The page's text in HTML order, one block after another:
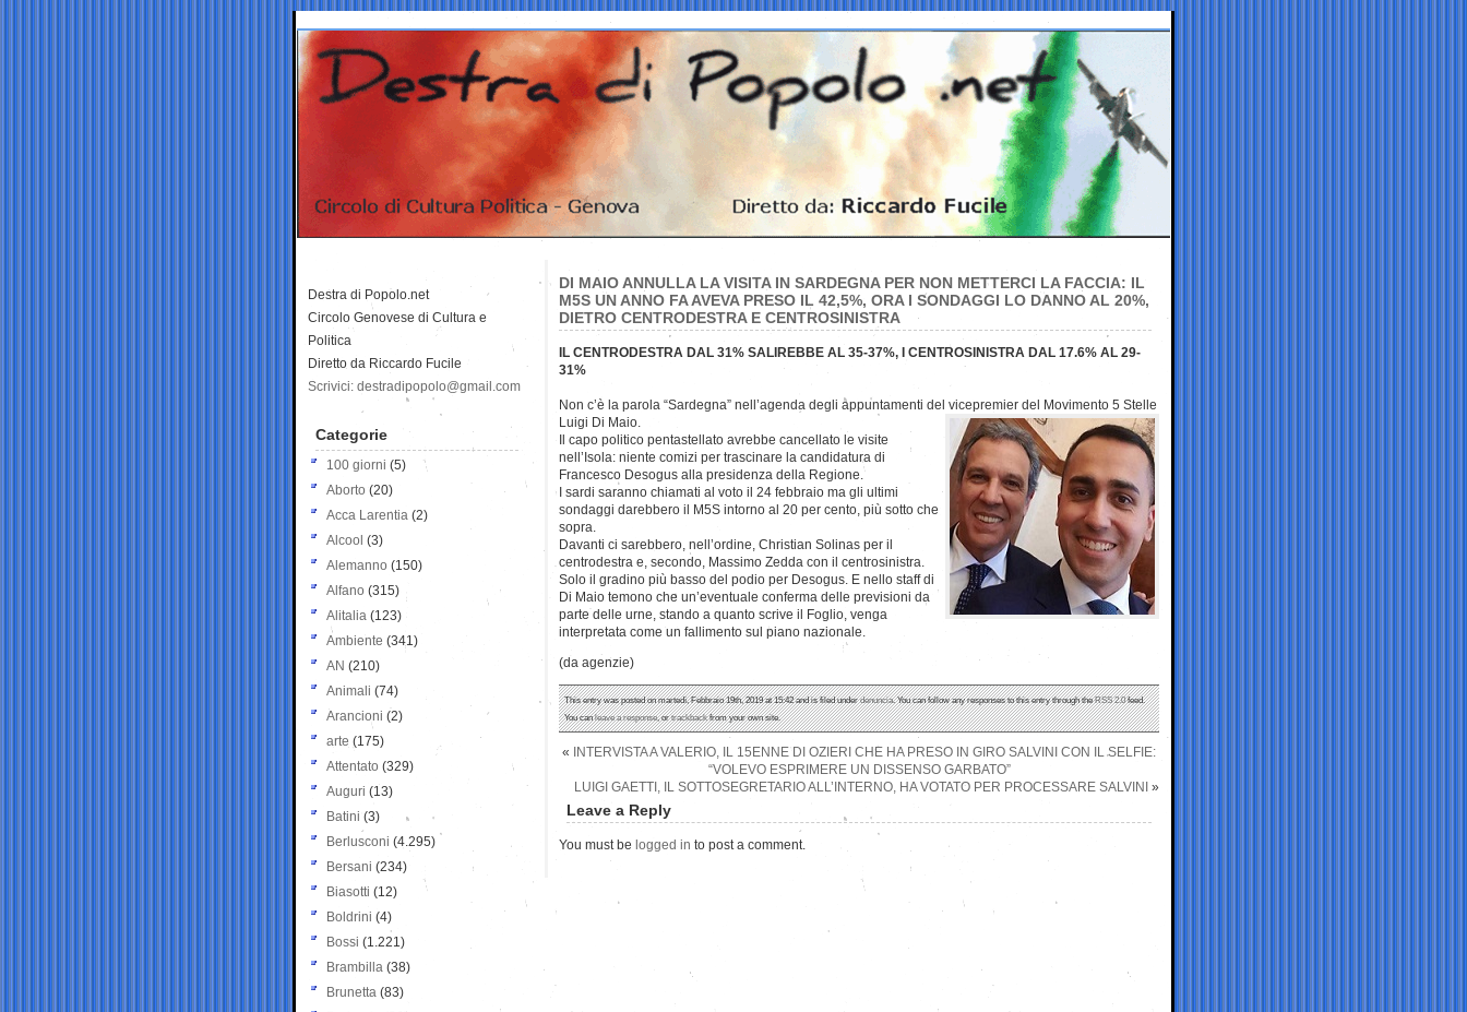
DI MAIO ANNULLA LA VISITA IN SARDEGNA PER NON METTERCI LA FACCIA: IL
M5S UN ANNO FA AVEVA PRESO IL 42,5%, ORA I SONDAGGI LO DANNO AL 20%,
DIETRO CENTRODESTRA E CENTROSINISTRA
IL CENTRODESTRA DAL 31% SALIREBBE AL 35-37%, I CENTROSINISTRA DAL 17.6% AL 29-
31%
Non c’è la parola “Sardegna” nell’agenda degli appuntamenti del vicepremier del Movimento 5 Stelle
Luigi Di Maio.
Il capo politico pentastellato avrebbe cancellato le visite
nell’Isola: niente comizi per trascinare la candidatura di
Francesco Desogus alla presidenza della Regione.
I sardi saranno chiamati al voto il 24 febbraio ma gli ultimi
sondaggi darebbero il M5S intorno al 20 per cento, più sotto che
sopra.
Davanti ci sarebbero, nell’ordine, Christian Solinas per il
centrodestra e, secondo, Massimo Zedda con il centrosinistra.
Solo il gradino più basso del podio per Desogus. E nello staff di
Di Maio temono che un’eventuale conferma delle previsioni da
parte delle urne, stando a quanto scrive il Foglio, venga
interpretata come un fallimento sul piano nazionale.
(da agenzie)
This entry was posted on martedì, Febbraio 19th, 2019 at 15:42 and is filed underdenuncia. You can follow any responses to this entry through theRSS 2.0feed.
You canleave a response, ortrackbackfrom your own site.
«
INTERVISTA A VALERIO, IL 15ENNE DI OZIERI CHE HA PRESO IN GIRO SALVINI CON IL SELFIE:
“VOLEVO ESPRIMERE UN DISSENSO GARBATO”
LUIGI GAETTI, IL SOTTOSEGRETARIO ALL’INTERNO, HA VOTATO PER PROCESSARE SALVINI »
Leave a Reply
You must be logged in to post a comment.
Destra di Popolo.net
Circolo Genovese di Cultura e
Politica
Diretto da Riccardo Fucile
Scrivici: destradipopolo@gmail.com
Categorie
100 giorni (5)
Aborto (20)
Acca Larentia (2)
Alcool (3)
Alemanno (150)
Alfano (315)
Alitalia (123)
Ambiente (341)
AN (210)
Animali (74)
Arancioni (2)
arte (175)
Attentato (329)
Auguri (13)
Batini (3)
Berlusconi (4.295)
Bersani (234)
Biasotti (12)
Boldrini (4)
Bossi (1.221)
Brambilla (38)
Brunetta (83)